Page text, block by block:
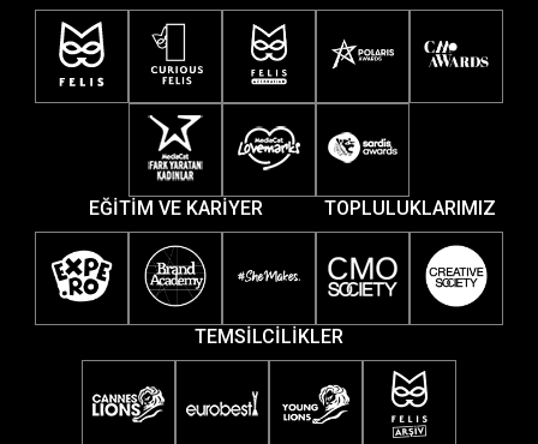
EĞİTİM VE KARİYER TOPLULUKLARIMIZ
TEMSİLCİLİKLER